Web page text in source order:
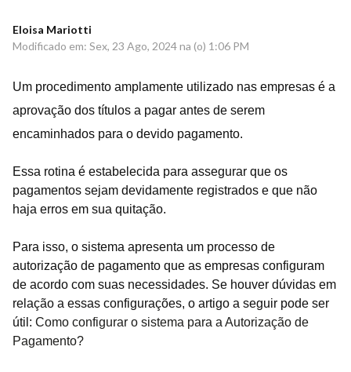
Eloisa Mariotti
Modificado em: Sex, 23 Ago, 2024 na (o) 1:06 PM
Um procedimento amplamente utilizado nas empresas é a
aprovação dos títulos a pagar antes de serem
encaminhados para o devido pagamento.
Essa rotina é estabelecida para assegurar que os
pagamentos sejam devidamente registrados e que não
haja erros em sua quitação.
Para isso, o sistema apresenta um processo de
autorização de pagamento que as empresas configuram
de acordo com suas necessidades. Se houver dúvidas em
relação a essas configurações, o artigo a seguir pode ser
útil: Como configurar o sistema para a Autorização de
Pagamento?